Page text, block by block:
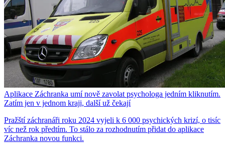
Aplikace Záchranka umí nově zavolat psychologa jedním kliknutím.
Zatím jen v jednom kraji, další už čekají
Pražští záchranáři roku 2024 vyjeli k 6 000 psychických krizí, o tisíc
víc než rok předtím. To stálo za rozhodnutím přidat do aplikace
Záchranka novou funkci.